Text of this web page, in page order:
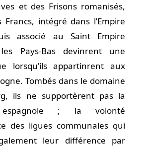
et des Frisons romanisés,
intégré dans l’Empire
associé au Saint Empire
Pays-Bas devinrent une
lorsqu’ils appartinrent aux
Tombés dans le domaine
ils ne supportèrent pas la
espagnole ; la volonté
des ligues communales qui
leur différence par